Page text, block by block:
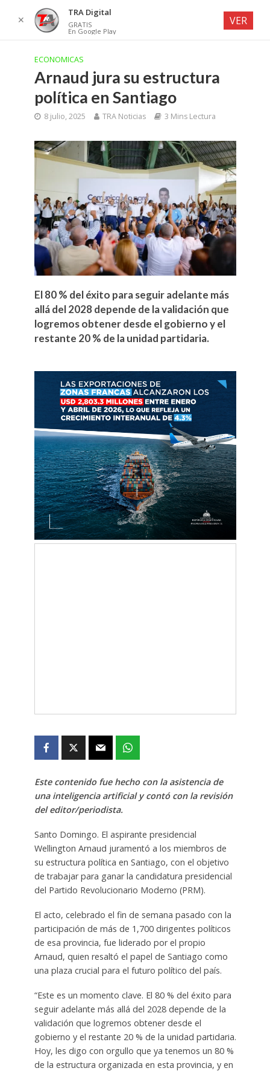
ECONOMICAS
Arnaud jura su estructura
política en Santiago
8 julio, 2025 TRA Noticias 3 Mins Lectura
El 80 % del éxito para seguir adelante más
allá del 2028 depende de la validación que
logremos obtener desde el gobierno y el
restante 20 % de la unidad partidaria.
Este contenido fue hecho con la asistencia de
una inteligencia artificial y contó con la revisión
del editor/periodista.
Santo Domingo. El aspirante presidencial
Wellington Arnaud juramentó a los miembros de
su estructura política en Santiago, con el objetivo
de trabajar para ganar la candidatura presidencial
del Partido Revolucionario Moderno (PRM).
El acto, celebrado el fin de semana pasado con la
participación de más de 1,700 dirigentes políticos
de esa provincia, fue liderado por el propio
Arnaud, quien resaltó el papel de Santiago como
una plaza crucial para el futuro político del país.
“Este es un momento clave. El 80 % del éxito para
seguir adelante más allá del 2028 depende de la
validación que logremos obtener desde el
gobierno y el restante 20 % de la unidad partidaria.
Hoy, les digo con orgullo que ya tenemos un 80 %
de la estructura organizada en esta provincia, y en
✕
TRA Digital
GRATIS
En Google Play
VER